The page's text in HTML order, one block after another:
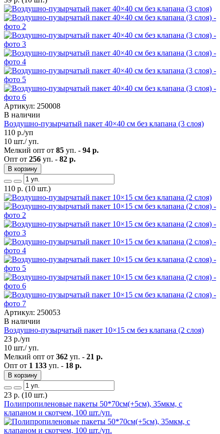
Артикул: 250008
В наличии
Воздушно-пузырчатый пакет 40×40 см без клапана (3 слоя)
110 р./уп
10 шт./ уп.
Мелкий опт от 85 уп. - 94 р.
Опт от 256 уп. - 82 р.
В корзину
110 р. (10 шт.)
Артикул: 250053
В наличии
Воздушно-пузырчатый пакет 10×15 см без клапана (2 слоя)
23 р./уп
10 шт./ уп.
Мелкий опт от 362 уп. - 21 р.
Опт от 1 133 уп. - 18 р.
В корзину
23 р. (10 шт.)
Полипропиленовые пакеты 50*70см(+5см), 35мкм, с
клапаном и скотчем, 100 шт./уп.